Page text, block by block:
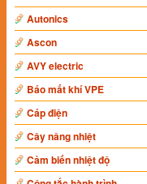
Autonics
Ascon
AVY electric
Báo mất khí VPE
Cáp điện
Cây nâng nhiệt
Cảm biến nhiệt độ